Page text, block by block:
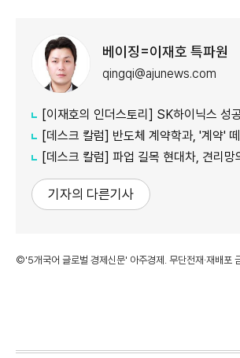
베이징=이재호 특파원
qingqi@ajunews.com
[이재호의 인더스토리] SK하이닉스 성공 신화, 이
[데스크 칼럼] 반도체 계약학과, '계약' 떼고
[데스크 칼럼] 파업 길목 현대차, 견리망의(
기자의 다른기사
©'5개국어 글로벌 경제신문' 아주경제. 무단전재·재배포